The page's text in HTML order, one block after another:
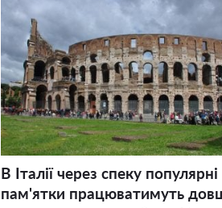
В Італії через спеку популярні
пам'ятки працюватимуть